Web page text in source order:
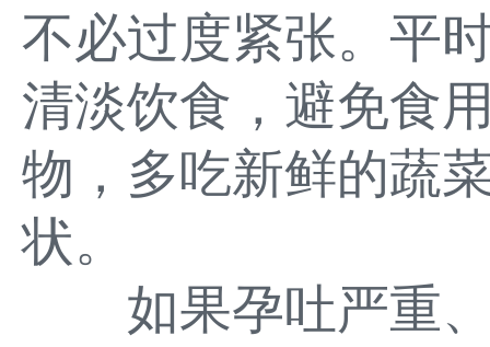
不必过度紧张。平
清淡饮食，避免食
物，多吃新鲜的蔬
状。
如果孕吐严重、